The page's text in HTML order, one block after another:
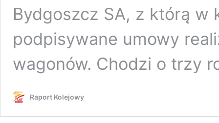
Bydgoszcz SA, z którą w
podpisywane umowy
wagonów. Chodzi o trzy
Raport Kolejowy